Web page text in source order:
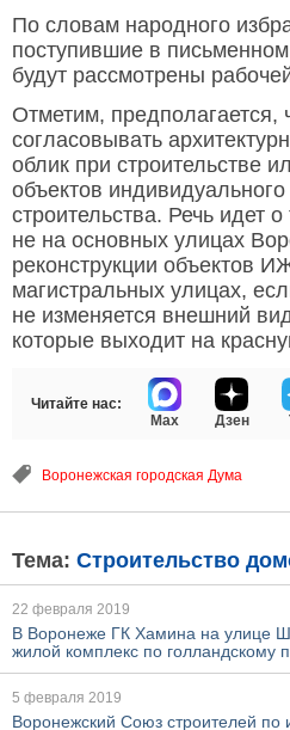
По словам народного
поступившие в
будут рассмотрены
Отметим, предполагается,
согласовывать
облик при строительстве
объектов
строительства. Речь идет
не на основных улицах
реконструкции объектов
магистральных улицах,
не изменяется внешний
которые выходит на
Читайте нас:
Max
Дзен
Воронежская городская Дума
Тема: Строительство
22 февраля 2019
В Воронеже ГК Хамина на улице
жилой комплекс по голландскому
5 февраля 2019
Воронежский Союз строителей по